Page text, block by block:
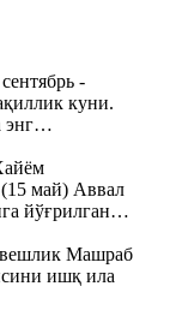
-
куни.
энг…
май) Аввал
йўғрилган…
Машраб
ишқ ила